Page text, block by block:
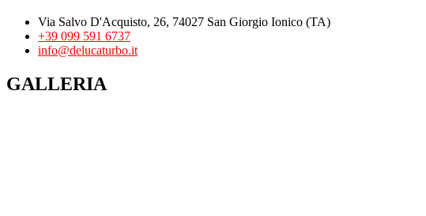
Via Salvo D'Acquisto, 26, 74027 San Giorgio Ionico (TA)
+39 099 591 6737
info@delucaturbo.it
GALLERIA